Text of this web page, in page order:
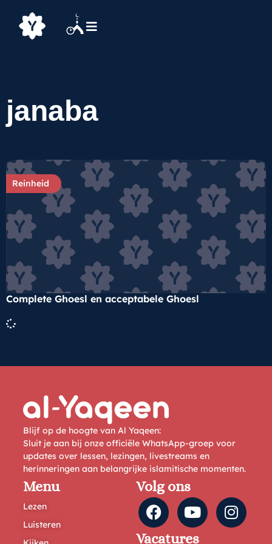
janaba
Reinheid
Complete Ghoesl en acceptabele Ghoesl
Blijf op de hoogte van Al Yaqeen:
Sluit je aan bij onze officiële WhatsApp-groep voor
updates over lessen, lezingen, livestreams en
herinneringen aan belangrijke islamitische momenten.
Menu
Lezen
Luisteren
Volg ons
Vacatures